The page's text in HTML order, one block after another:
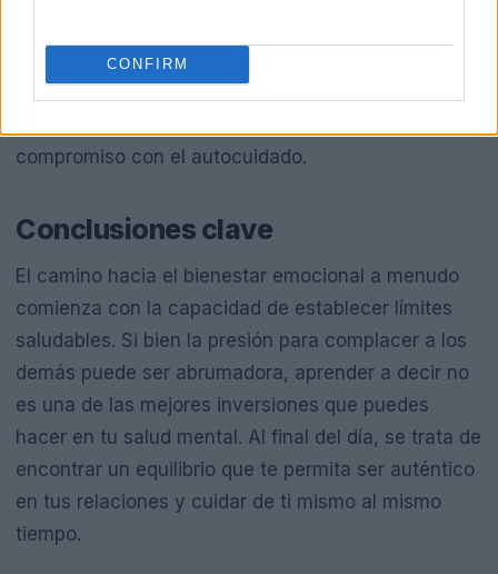
CONFIRM
Recuerda que el arte de decir que no es una
compromiso con el autocuidado.
Conclusiones clave
El camino hacia el bienestar emocional a menudo
comienza con la capacidad de establecer límites
saludables. Si bien la presión para complacer a los
demás puede ser abrumadora, aprender a decir no
es una de las mejores inversiones que puedes
hacer en tu salud mental. Al final del día, se trata de
encontrar un equilibrio que te permita ser auténtico
en tus relaciones y cuidar de ti mismo al mismo
tiempo.